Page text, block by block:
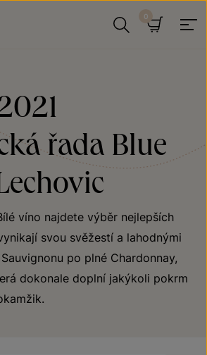
řada Blue
víno najdete výběr nejlepších
svou svěžestí a lahodnými
po plné Chardonnay,
dokonale doplní jakýkoli pokrm